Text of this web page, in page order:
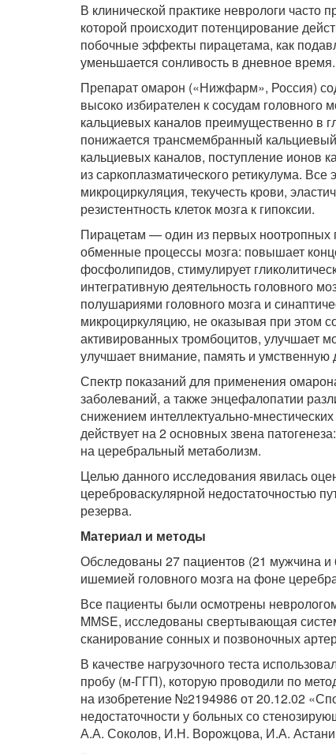
В клинической практике неврологи
которой происходит потенцирование
побочные эффекты пирацетама, как
уменьшается сонливость в дневное время.
Препарат омарон («Нижфарм», Россия)
высоко избирателен к сосудам головного
кальциевых каналов преимущественно в
понижается трансмембранный
кальциевых каналов, поступление ионов
из саркоплазматического ретикулума.
микроциркуляция, текучесть крови,
резистентность клеток мозга к гипоксии.
Пирацетам — один из первых ноотропных
обменные процессы мозга: повышает
фосфолипидов, стимулирует
интегративную деятельность головного
полушариями головного мозга и
микроциркуляцию, не оказывая при этом
активированных тромбоцитов, улучшает
улучшает внимание, память и умственную
Спектр показаний для применения
заболеваний, а также энцефалопатии
снижением интеллектуально-
действует на 2 основных звена
на церебральный метаболизм.
Целью данного исследования явилась
цереброваскулярной недостаточностью
резерва.
Материал и методы
Обследованы 27 пациентов (21 мужчина и
ишемией головного мозга на фоне
Все пациенты были осмотрены
MMSE, исследованы свертывающая
сканирование сонных и позвоночных
В качестве нагрузочного теста
пробу (м-ГГП), которую проводили по
на изобретение №2194986 от 20.12.02
недостаточности у больных со
А.А. Соколов, И.Н. Ворожцова, И.А.